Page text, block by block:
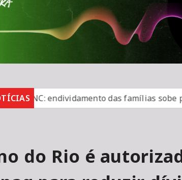
endividamento das famílias sobe para
do Rio é